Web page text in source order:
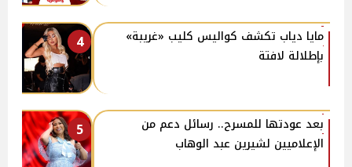
4
مايا دياب تكشف كواليس كليب «غريبة»
بإطلالة لافتة
5
بعد عودتها للمسرح.. رسائل دعم من
الإعلاميين لشيرين عبد الوهاب